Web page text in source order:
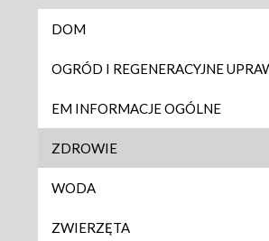
DOM
OGRÓD I REGENERACYJNE
EM INFORMACJE OGÓLNE
ZDROWIE
WODA
ZWIERZĘTA